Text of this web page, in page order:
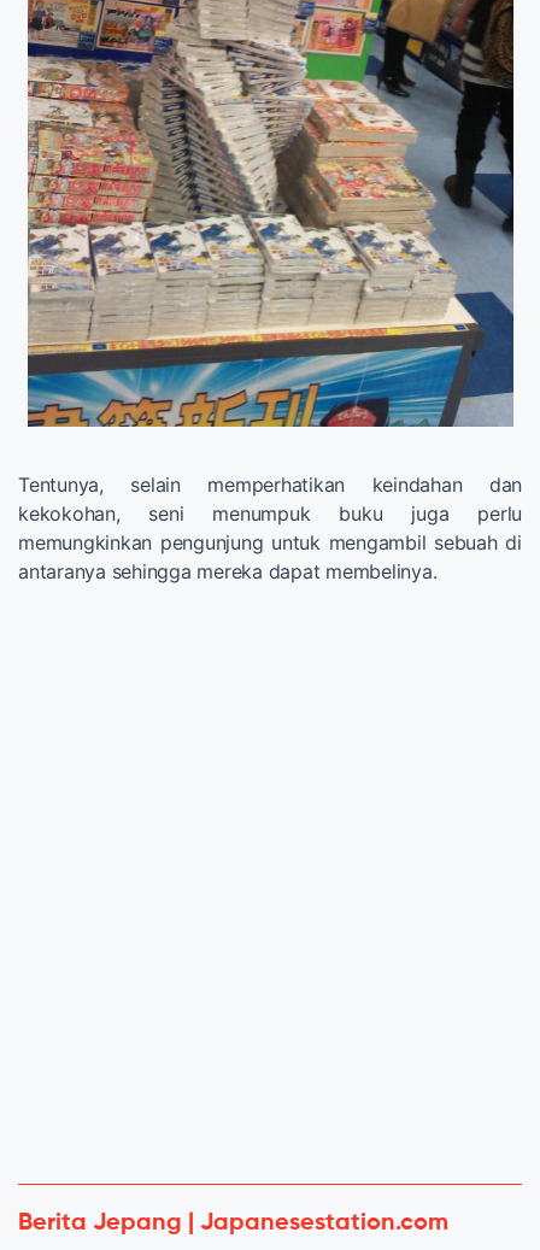
Tentunya, selain memperhatikan keindahan dan
kekokohan, seni menumpuk buku juga perlu
memungkinkan pengunjung untuk mengambil sebuah di
antaranya sehingga mereka dapat membelinya.
Berita Jepang | Japanesestation.com